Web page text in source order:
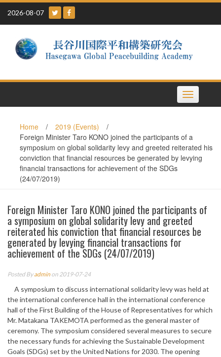
Skip
content
2026-08-07
Toggle
navigation
Home / 2019 (Events)
/
Foreign Minister Taro KONO joined the participants of a
symposium on global solidarity levy and greeted reiterated his
conviction that financial resources be generated by levying
financial transactions for achievement of the SDGs
(24/07/2019)
Foreign Minister Taro KONO joined the participants of
a symposium on global solidarity levy and greeted
reiterated his conviction that financial resources be
generated by levying financial transactions for
achievement of the SDGs (24/07/2019)
Posted Byadmin on 2019-07-24
A symposium to discuss international solidarity levy was held at
the international conference hall in the international conference
hall of the First Building of the House of Representatives for which
Mr. Matakana TAKEMOTA performed as the general master of
ceremony. The symposium considered several measures to secure
the necessary funds for achieving the Sustainable Development
Goals (SDGs) set by the United Nations for 2030. The opening